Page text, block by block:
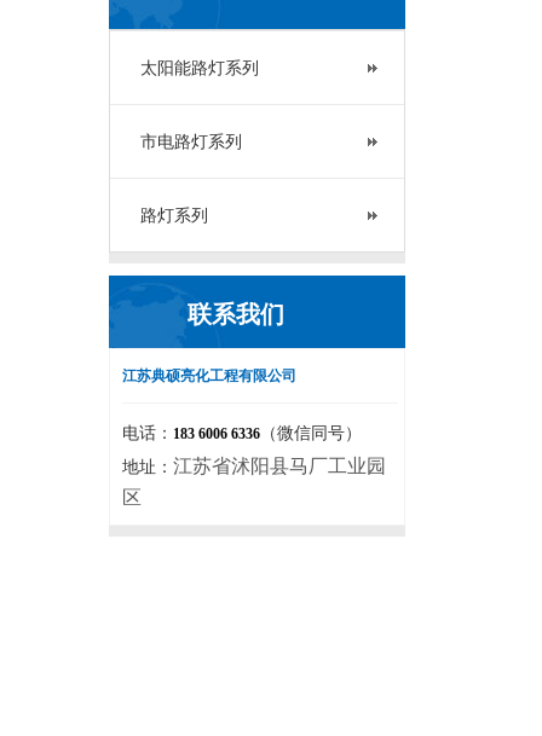
太阳能路灯系列
市电路灯系列
路灯系列
联系我们
江苏典硕亮化工程有限公司
电话： 183 6006 6336 （微信同号）
地址： 江苏省沭阳县马厂工业园
区